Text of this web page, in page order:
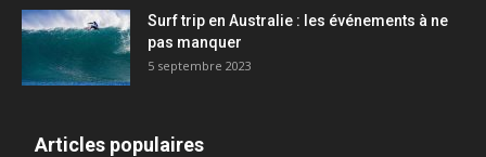
Surf trip en Australie : les événements à ne
pas manquer
5 septembre 2023
Articles populaires